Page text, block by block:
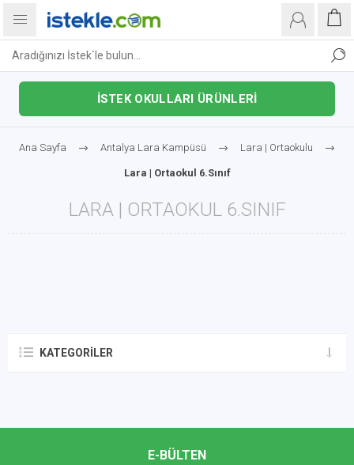
İSTEK OKULLARI ÜRÜNLERİ
Ana Sayfa Antalya Lara Kampüsü Lara | Ortaokulu
Lara | Ortaokul 6.Sınıf
LARA | ORTAOKUL 6.SINIF
KATEGORILER
E-BÜLTEN